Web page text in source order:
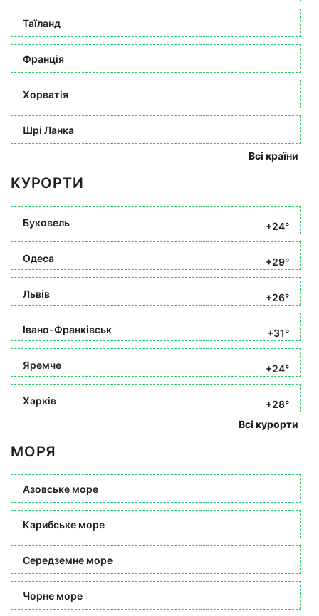
Таїланд
Франція
Хорватія
Шрі Ланка
Всі країни
КУРОРТИ
Буковель +24°
Одеса +29°
Львів +26°
Івано-Франківськ +31°
Яремче +24°
Харків
+28°
Всі курорти
МОРЯ
Азовське море
Карибське море
Середземне море
Чорне море